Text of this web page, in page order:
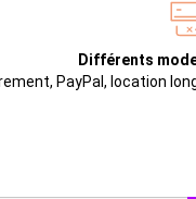
Différents
PayPal, location